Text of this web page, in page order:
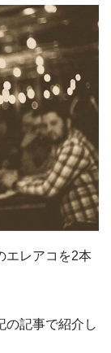
エレアコを2本
の記事で紹介し